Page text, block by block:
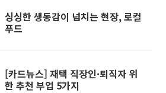
싱싱한 생동감이 넘치는 현장, 로컬
푸드
[카드뉴스] 재택 직장인·퇴직자 위
한 추천 부업 5가지